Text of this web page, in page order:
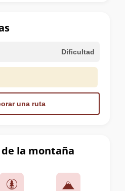
la montaña
Dificultad
una ruta